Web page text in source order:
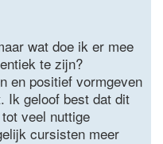
wat doe ik er mee
te zijn?
en positief vormgeven
Ik geloof best dat dit
veel nuttige
cursisten meer